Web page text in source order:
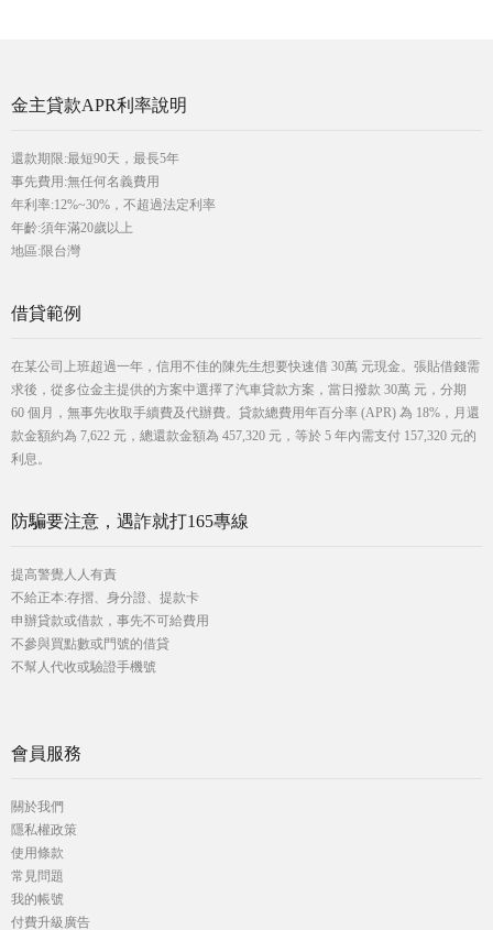
金主貸款APR利率說明
還款期限:最短90天，最長5年
事先費用:無任何名義費用
年利率:12%~30%，不超過法定利率
年齡:須年滿20歲以上
地區:限台灣
借貸範例
在某公司上班超過一年，信用不佳的陳先生想要快速借 30萬 元現金。張貼借錢需
求後，從多位金主提供的方案中選擇了汽車貸款方案，當日撥款 30萬 元，分期
60 個月，無事先收取手續費及代辦費。貸款總費用年百分率 (APR) 為 18%，月還
款金額約為 7,622 元，總還款金額為 457,320 元，等於 5 年內需支付 157,320 元的
利息。
防騙要注意，遇詐就打165專線
提高警覺人人有責
不給正本:存摺、身分證、提款卡
申辦貸款或借款，事先不可給費用
不參與買點數或門號的借貸
不幫人代收或驗證手機號
會員服務
關於我們
隱私權政策
使用條款
常見問題
我的帳號
付費升級廣告